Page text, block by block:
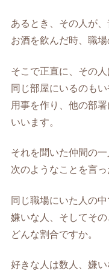
あるとき、その人が、
お酒を飲んだ時、職
そこで正直に、その
同じ部屋にいるのも
用事を作り、他の部
いいます。
それを聞いた仲間の一
次のようなことを言っ
同じ職場にいた人の中
嫌いな人、そしてその
どんな割合ですか。
好きな人は数人、嫌い